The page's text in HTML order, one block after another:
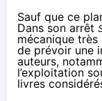
Sauf que ce
Dans son arrêt
mécanique
de prévoir une
auteurs,
l’exploitation
livres